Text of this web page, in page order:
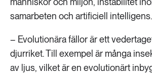
samarbeten och artificiell intelligens.
– Evolutionära fällor är ett
djurriket. Till exempel är många
av ljus, vilket är en evolutionärt